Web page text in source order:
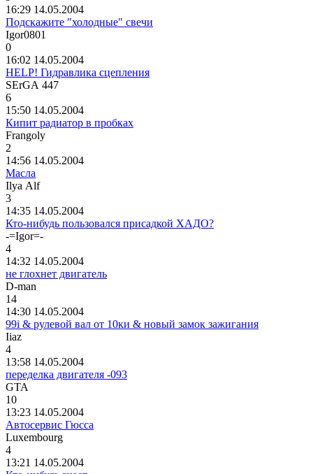
16:29 14.05.2004
Подскажите "холодные" свечи
Igor0801
0
16:02 14.05.2004
HELP! Гидравлика сцепления
SErGA 447
6
15:50 14.05.2004
Кипит радиатор в пробках
Frangoly
2
14:56 14.05.2004
Масла
Ilya Alf
3
14:35 14.05.2004
Кто-нибудь пользовался присадкой ХАДО?
-=Igor=-
4
14:32 14.05.2004
не глохнет двигатель
D-man
14
14:30 14.05.2004
99i & рулевой вал от 10ки & новый замок зажигания
Iiaz
4
13:58 14.05.2004
переделка двигателя -093
GTA
10
13:23 14.05.2004
Автосервис Гюсса
Luxembourg
4
13:21 14.05.2004